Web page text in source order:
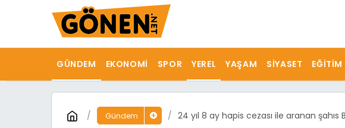
GÜNDEM EKONOMI SPOR YEREL YAŞAM SIYASET EĞITIM
Gündem 24 yıl 8 ay hapis cezası ile aranan şahıs